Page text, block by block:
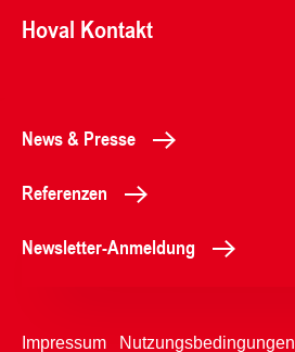
Hoval Kontakt
News & Presse
Referenzen
Newsletter-Anmeldung
Impressum Nutzungsbedingungen